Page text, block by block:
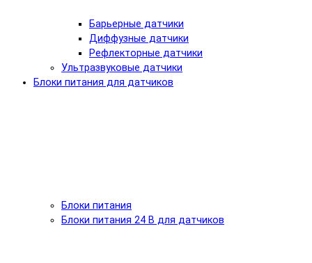
Барьерные датчики
Диффузные датчики
Рефлекторные датчики
Ультразвуковые датчики
Блоки питания для датчиков
Блоки питания
Блоки питания 24 В для датчиков